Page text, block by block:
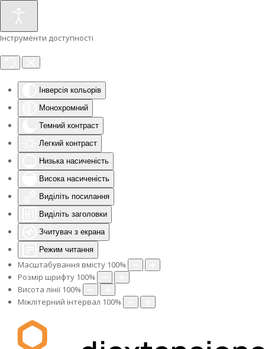
Інструменти доступності
Інверсія кольорів
Монохромний
Темний контраст
Легкий контраст
Низька насиченість
Висока насиченість
Виділіть посилання
Виділіть заголовки
Зчитувач з екрана
Режим читання
Масштабування вмісту 100%
Розмір шрифту 100%
Висота лінії 100%
Міжлітерний інтервал 100%